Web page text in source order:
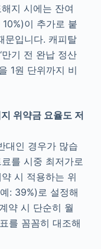
지 시에는 잔여
이 추가로 붙
문입니다. 캐피탈
만기 전 완납 정산
1원 단위까지 비
위약금 요율도 저
대인 경우가 많습
를 시중 최저가로
시 적용하는 위
: 39%)로 설정해
약 시 단순히 월
를 꼼꼼히 대조해